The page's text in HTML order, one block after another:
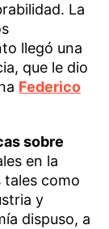
La
llegó una
que le dio
Federico
sobre
en la
tales como
y
dispuso, a